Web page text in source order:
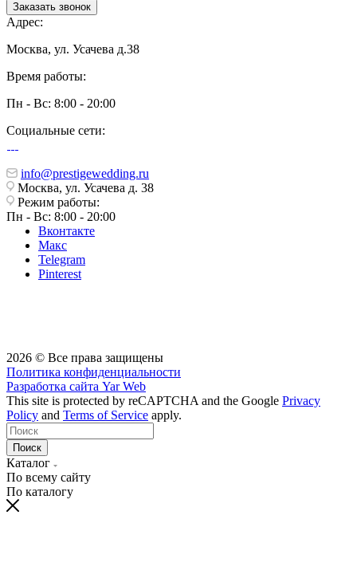
Заказать звонок
Адрес:
Москва, ул. Усачева д.38
Время работы:
Пн - Вс: 8:00 - 20:00
Социальные сети:
info@prestigewedding.ru
Москва, ул. Усачева д. 38
Режим работы:
Пн - Вс: 8:00 - 20:00
Вконтакте
Макс
Telegram
Pinterest
2026 © Все права защищены
Политика конфиденциальности
Разработка сайта Yar Web
This site is protected by reCAPTCHA and the Google Privacy
Policy and Terms of Service apply.
Поиск
Каталог
По всему сайту
По каталогу